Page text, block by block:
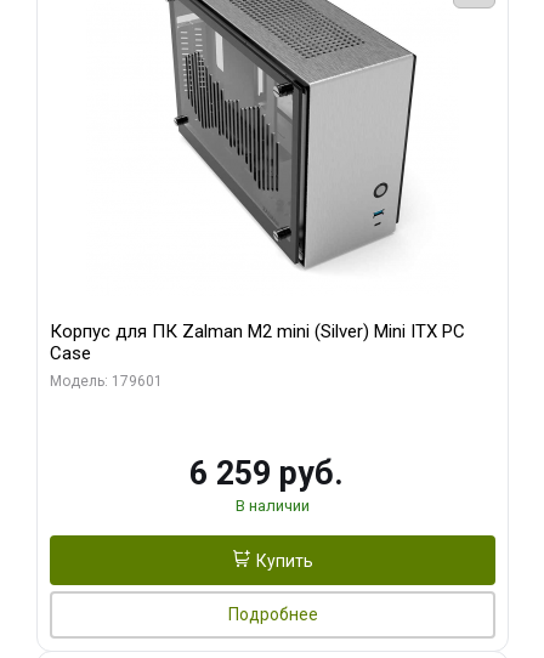
Корпус для ПК Zalman M2 mini (Silver) Mini ITX PC
Case
Модель: 179601
6 259 руб.
В наличии
Купить
Подробнее